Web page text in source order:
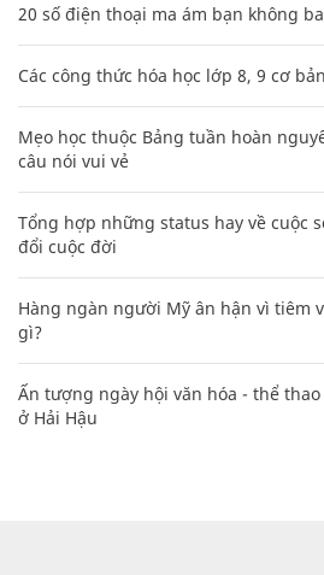
20 số điện thoại ma ám bạn không
Các công thức hóa học lớp 8, 9 cơ
Mẹo học thuộc Bảng tuần hoàn
câu nói vui vẻ
Tổng hợp những status hay về cuộc
đổi cuộc đời
Hàng ngàn người Mỹ ân hận vì tiêm
gì?
Ấn tượng ngày hội văn hóa - thể
ở Hải Hậu